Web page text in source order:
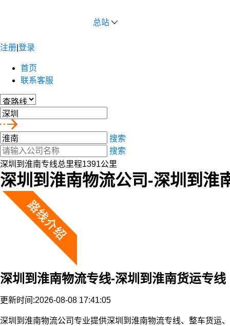
总站
注册 登录
首页
联系客服
搜索
搜索
深圳到淮南专线总里程1391公里
深圳到淮南物流公司-深圳到淮
深圳到淮南物流专线-深圳到淮南货运专线
更新时间:2026-08-08 17:41:05
深圳到淮南物流公司专业提供深圳到淮南物流专线、整车货运、